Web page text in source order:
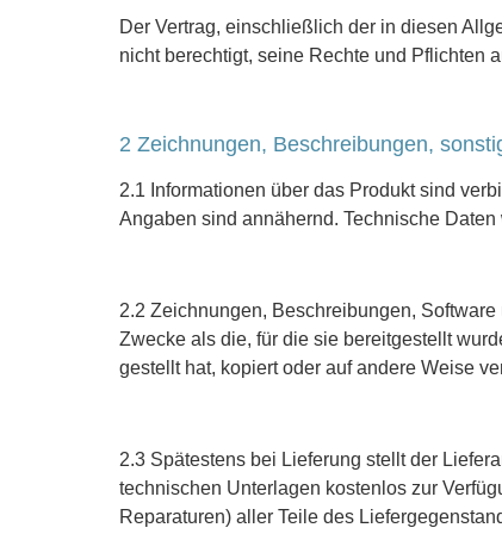
Der Vertrag, einschließlich der in diesen
nicht berechtigt, seine Rechte und Pflichten
2 Zeichnungen, Beschreibungen,
2.1 Informationen über das Produkt sind
Angaben sind annähernd. Technische
2.2 Zeichnungen, Beschreibungen,
Zwecke als die, für die sie bereitgestellt
gestellt hat, kopiert oder auf andere Weise
2.3 Spätestens bei Lieferung stellt der
technischen Unterlagen kostenlos zur
Reparaturen) aller Teile des